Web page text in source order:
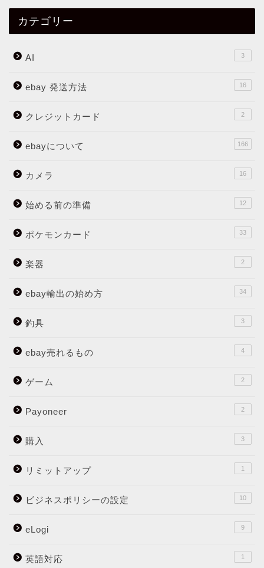
カテゴリー
AI 3
ebay 発送方法 16
クレジットカード 2
ebayについて 166
カメラ 16
始める前の準備 12
ポケモンカード 33
楽器 2
ebay輸出の始め方 34
釣具 3
ebay売れるもの 4
ゲーム 2
Payoneer 2
購入 3
リミットアップ 1
ビジネスポリシーの設定 10
eLogi 9
英語対応 1